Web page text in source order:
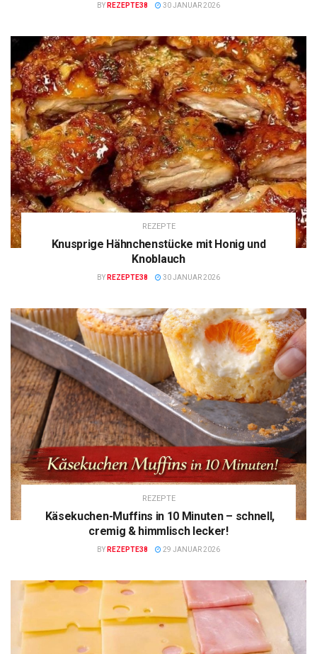
BY REZEPTE38 30 JANUAR 2026
REZEPTE
Knusprige Hähnchenstücke mit Honig und
Knoblauch
BY REZEPTE38 30 JANUAR 2026
REZEPTE
Käsekuchen-Muffins in 10 Minuten – schnell,
cremig & himmlisch lecker!
BY REZEPTE38 29 JANUAR 2026